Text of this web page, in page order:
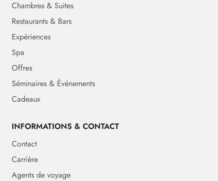
Chambres & Suites
Restaurants & Bars
Expériences
Spa
Offres
Séminaires & Événements
Cadeaux
INFORMATIONS & CONTACT
Contact
Carrière
Agents de voyage